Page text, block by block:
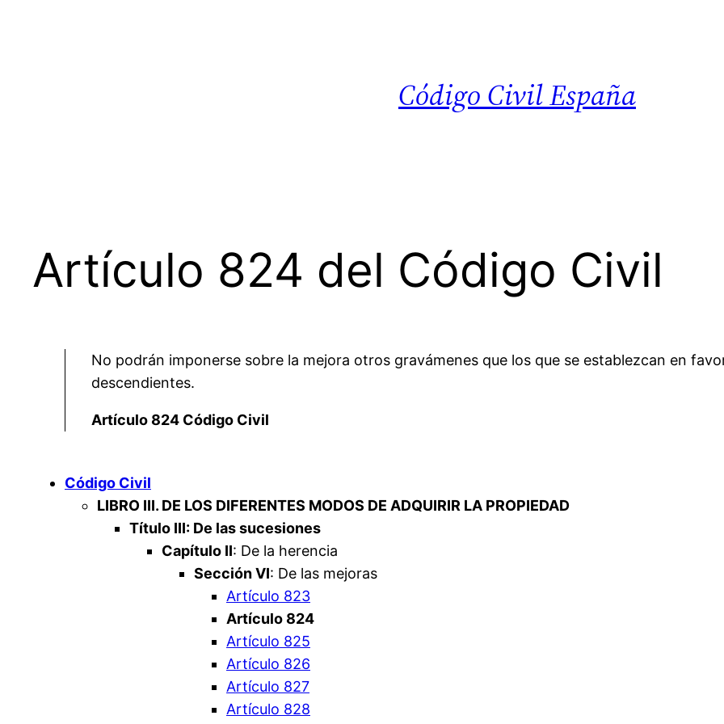
Código Civil España
Artículo 824 del Código Civil
No podrán imponerse sobre la mejora otros gravámenes que los que se establezcan en
descendientes.
Artículo 824 Código Civil
Código Civil
LIBRO III. DE LOS DIFERENTES MODOS DE ADQUIRIR LA PROPIEDAD
Título III: De las sucesiones
Capítulo II: De la herencia
Sección VI: De las mejoras
Artículo 823
Artículo 824
Artículo 825
Artículo 826
Artículo 827
Artículo 828